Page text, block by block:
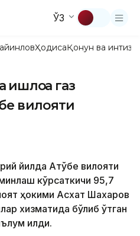
ЎЗ
ҲодисаҚонун ва
газ
вилояти
йилда Ақтўбе вилояти
кўрсаткичи 95,7
ҳокими Асхат Шахаров
хизматида бўлиб ўтган
қилди.